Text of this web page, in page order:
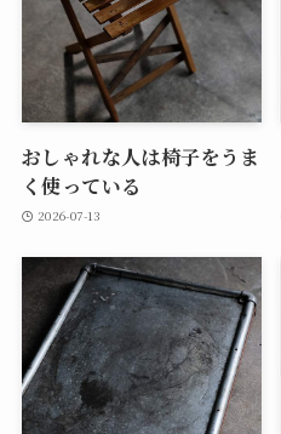
おしゃれな人は椅子をうま
く使っている
2026-07-13